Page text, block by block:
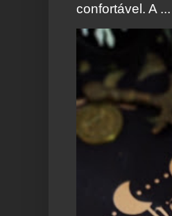
confortável. A ...